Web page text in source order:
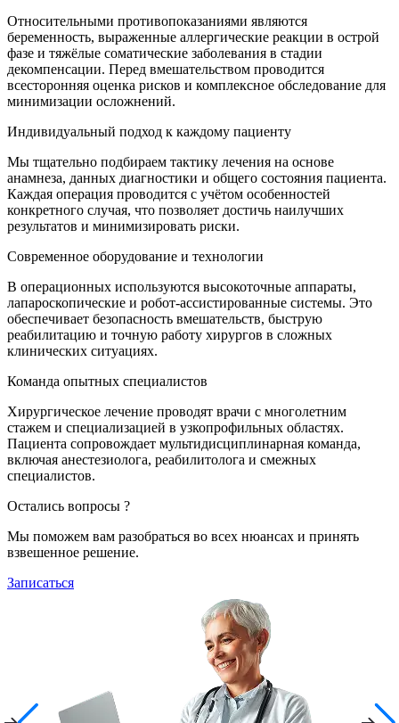
Относительными противопоказаниями являются
беременность, выраженные аллергические реакции в острой
фазе и тяжёлые соматические заболевания в стадии
декомпенсации. Перед вмешательством проводится
всесторонняя оценка рисков и комплексное обследование для
минимизации осложнений.
Индивидуальный подход к каждому пациенту
Мы тщательно подбираем тактику лечения на основе
анамнеза, данных диагностики и общего состояния пациента.
Каждая операция проводится с учётом особенностей
конкретного случая, что позволяет достичь наилучших
результатов и минимизировать риски.
Современное оборудование и технологии
В операционных используются высокоточные аппараты,
лапароскопические и робот-ассистированные системы. Это
обеспечивает безопасность вмешательств, быструю
реабилитацию и точную работу хирургов в сложных
клинических ситуациях.
Команда опытных специалистов
Хирургическое лечение проводят врачи с многолетним
стажем и специализацией в узкопрофильных областях.
Пациента сопровождает мультидисциплинарная команда,
включая анестезиолога, реабилитолога и смежных
специалистов.
Остались вопросы ?
Мы поможем вам разобраться во всех нюансах и принять
взвешенное решение.
Записаться